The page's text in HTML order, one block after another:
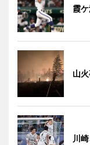
霞
山
川